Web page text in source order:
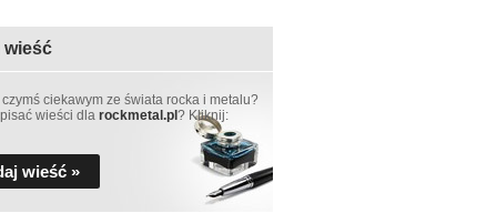
wieść
ciekawym ze świata rocka i metalu?
wieści dla rockmetal.pl ? Kliknij:
wieść »